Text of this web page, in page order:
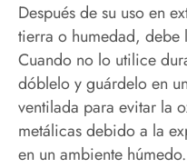
Después de su uso en
tierra o humedad, debe
Cuando no lo utilice
dóblelo y guárdelo en
ventilada para evitar la
metálicas debido a la
en un ambiente húmedo.